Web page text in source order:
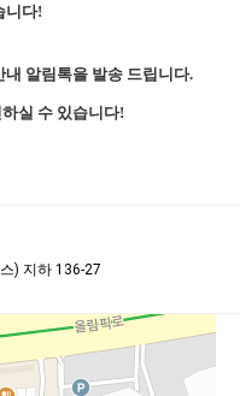
니다!
알림톡을 발송 드립니다.
실 수 있습니다!
) 지하 136-27